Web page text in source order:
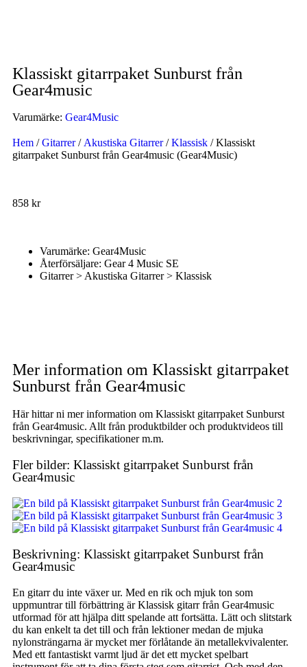
Klassiskt gitarrpaket Sunburst från
Gear4music
Varumärke: Gear4Music
Hem /Gitarrer/ Akustiska Gitarrer/Klassisk / Klassiskt
gitarrpaket Sunburst från Gear4music (Gear4Music)
858 kr
Varumärke: Gear4Music
Återförsäljare: Gear 4 Music SE
Gitarrer > Akustiska Gitarrer > Klassisk
Mer information om Klassiskt gitarrpaket
Sunburst från Gear4music
Här hittar ni mer information om Klassiskt gitarrpaket Sunburst
från Gear4music. Allt från produktbilder och produktvideos till
beskrivningar, specifikationer m.m.
Fler bilder: Klassiskt gitarrpaket Sunburst från
Gear4music
Beskrivning: Klassiskt gitarrpaket Sunburst från
Gear4music
En gitarr du inte växer ur. Med en rik och mjuk ton som
uppmuntrar till förbättring är Klassisk gitarr från Gear4music
utformad för att hjälpa ditt spelande att fortsätta. Lätt och slitstark
du kan enkelt ta det till och från lektioner medan de mjuka
nylonsträngarna är mycket mer förlåtande än metallekvivalenter.
Med ett fantastiskt varmt ljud är det ett mycket spelbart